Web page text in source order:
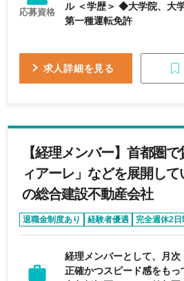
応募資格
ル ＜学歴＞ ◆大学院、大学 ＜資格＞ ◆普通自動車
第一種運転免許
求人詳細を見る
【経理メンバー】首都圏
ィアーレ」などを展開し
の総合建設不動産会社
退職金制度あり 経験者優遇 完全週休2日
経理メンバーとして、月
正確かつスピード感をも